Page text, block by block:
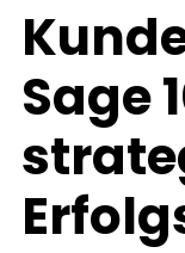
Sage